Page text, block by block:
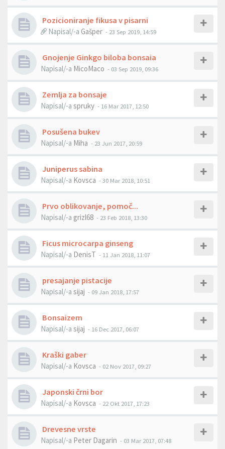
Pozicioniranje fikusa v pisarni
Napisal/-a Gašper - 23 Sep 2019, 14:59
Gnojenje Ginkgo biloba bonsaia
Napisal/-a MicoMaco - 03 Sep 2019, 09:36
Zemlja za bonsaje
Napisal/-a spruky - 16 Mar 2017, 12:50
Posušena bukev
Napisal/-a Miha - 23 Jun 2017, 20:59
Juniperus sabina
Napisal/-a Kovsca - 30 Mar 2018, 10:51
Prvo oblikovanje, pomoč...
Napisal/-a grizl68 - 23 Feb 2018, 13:30
Ficus microcarpa ginseng
Napisal/-a DenisT - 11 Jan 2018, 11:07
presajanje pistacije
Napisal/-a sijaj - 09 Jan 2018, 17:57
Bonsaizem
Napisal/-a sijaj - 16 Dec 2017, 06:07
Kraški gaber
Napisal/-a Kovsca - 02 Nov 2017, 09:27
Japonski črni bor
Napisal/-a Kovsca - 22 Okt 2017, 17:23
Drevesne vrste
Napisal/-a Peter Dagarin - 03 Mar 2017, 07:48